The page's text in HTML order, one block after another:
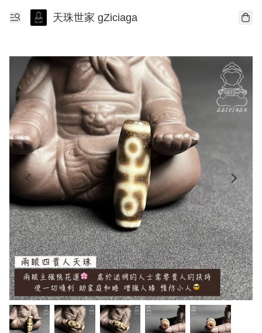
天珠世家 gZiciaga